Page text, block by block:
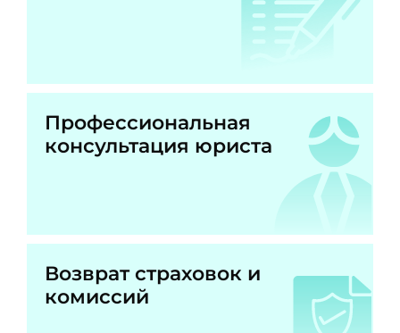
Профессиональная
консультация юриста
Возврат страховок и
комиссий